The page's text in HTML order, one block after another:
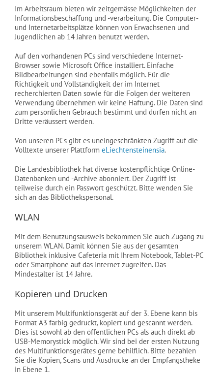
Im Arbeitsraum bieten wir zeitgemässe Möglichkeiten der
Informationsbeschaffung und -verarbeitung. Die Computer-
und Internetarbeitsplätze können von Erwachsenen und
Jugendlichen ab 14 Jahren benutzt werden.
Auf den vorhandenen PCs sind verschiedene Internet-
Browser sowie Microsoft Office installiert. Einfache
Bildbearbeitungen sind ebenfalls möglich. Für die
Richtigkeit und Vollständigkeit der im Internet
recherchierten Daten sowie für die Folgen der weiteren
Verwendung übernehmen wir keine Haftung. Die Daten sind
zum persönlichen Gebrauch bestimmt und dürfen nicht an
Dritte veräussert werden.
Von unseren PCs gibt es uneingeschränkten Zugriff auf die
Volltexte unserer Plattform eLiechtensteinensia.
Die Landesbibliothek hat diverse kostenpflichtige Online-
Datenbanken und -Archive abonniert. Der Zugriff ist
teilweise durch ein Passwort geschützt. Bitte wenden Sie
sich an das Bibliothekspersonal.
WLAN
Mit dem Benutzungsausweis bekommen Sie auch Zugang zu
unserem WLAN. Damit können Sie aus der gesamten
Bibliothek inklusive Cafeteria mit Ihrem Notebook, Tablet-PC
oder Smartphone auf das Internet zugreifen. Das
Mindestalter ist 14 Jahre.
Kopieren und Drucken
Mit unserem Multifunktionsgerät auf der 3. Ebene kann bis
Format A3 farbig gedruckt, kopiert und gescannt werden.
Dies ist sowohl ab den öffentlichen PCs als auch direkt ab
USB-Memorystick möglich. Wir sind bei der ersten Nutzung
des Multifunktionsgerätes gerne behilflich. Bitte bezahlen
Sie die Kopien, Scans und Ausdrucke an der Empfangstheke
in Ebene 1.